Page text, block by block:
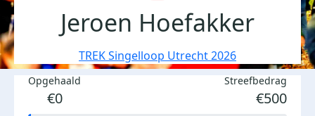
Jeroen Hoefakker
TREK Singelloop Utrecht 2026
Opgehaald
€0
Streefbedrag
€500